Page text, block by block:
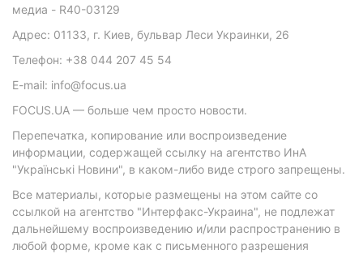
медиа - R40-03129
Адрес: 01133, г. Киев, бульвар Леси Украинки, 26
Телефон: +38 044 207 45 54
E-mail: info@focus.ua
FOCUS.UA — больше чем просто новости.
Перепечатка, копирование или воспроизведение
информации, содержащей ссылку на агентство ИнА
"Українські Новини", в каком-либо виде строго запрещены.
Все материалы, которые размещены на этом сайте со
ссылкой на агентство "Интерфакс-Украина", не подлежат
дальнейшему воспроизведению и/или распространению в
любой форме, кроме как с письменного разрешения